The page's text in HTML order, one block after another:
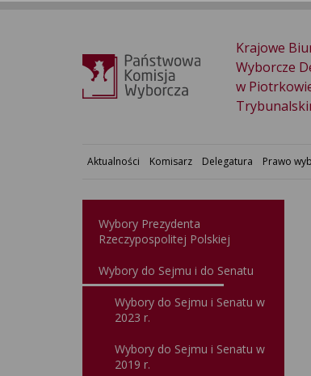
Krajowe
Wyborcze
w
Aktualności Komisarz Delegatura Prawo
Wybory Prezydenta
Rzeczypospolitej Polskiej
Wybory do Sejmu i do Senatu
Wybory do Sejmu i Senatu w
2023 r.
Wybory do Sejmu i Senatu w
2019 r.